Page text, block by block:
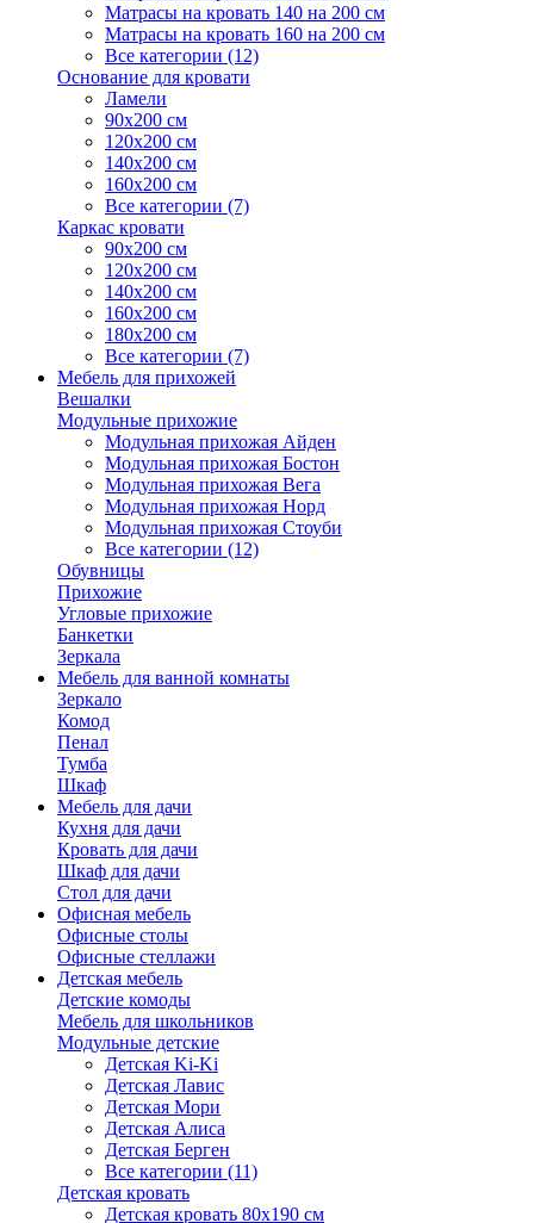
Матрасы на кровать 140 на 200 см
Матрасы на кровать 160 на 200 см
Все категории (12)
Основание для кровати
Ламели
90х200 см
120х200 см
140х200 см
160х200 см
Все категории (7)
Каркас кровати
90х200 см
120х200 см
140х200 см
160х200 см
180х200 см
Все категории (7)
Мебель для прихожей
Вешалки
Модульные прихожие
Модульная прихожая Айден
Модульная прихожая Бостон
Модульная прихожая Вега
Модульная прихожая Норд
Модульная прихожая Стоуби
Все категории (12)
Обувницы
Прихожие
Угловые прихожие
Банкетки
Зеркала
Мебель для ванной комнаты
Зеркало
Комод
Пенал
Тумба
Шкаф
Мебель для дачи
Кухня для дачи
Кровать для дачи
Шкаф для дачи
Стол для дачи
Офисная мебель
Офисные столы
Офисные стеллажи
Детская мебель
Детские комоды
Мебель для школьников
Модульные детские
Детская Ki-Ki
Детская Лавис
Детская Мори
Детская Алиса
Детская Берген
Все категории (11)
Детская кровать
Детская кровать 80х190 см